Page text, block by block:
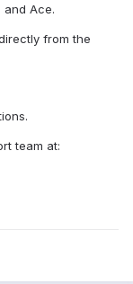
Ace.
from the
team at: